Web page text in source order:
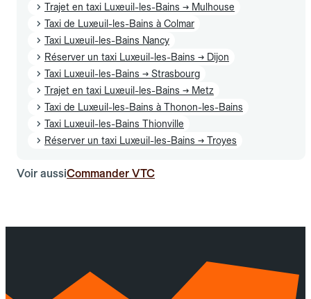
Trajet en taxi Luxeuil-les-Bains → Mulhouse
Taxi de Luxeuil-les-Bains à Colmar
Taxi Luxeuil-les-Bains Nancy
Réserver un taxi Luxeuil-les-Bains → Dijon
Taxi Luxeuil-les-Bains → Strasbourg
Trajet en taxi Luxeuil-les-Bains → Metz
Taxi de Luxeuil-les-Bains à Thonon-les-Bains
Taxi Luxeuil-les-Bains Thionville
Réserver un taxi Luxeuil-les-Bains → Troyes
Voir aussiCommander VTC